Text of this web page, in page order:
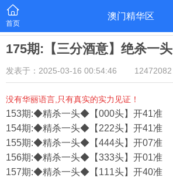
首页
澳门精华区
175期:【三分酒意】绝杀一头
发表于：2025-03-16 00:54:46 12472082
没有华丽语言,只有真实的实力见证！
153期:◆精杀一头◆【000头】开41准
154期:◆精杀一头◆【222头】开41准
155期:◆精杀一头◆【444头】开07准
156期:◆精杀一头◆【333头】开01准
157期:◆精杀一头◆【111头】开40准